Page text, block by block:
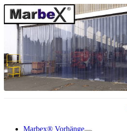
Marbex® Vorhänge